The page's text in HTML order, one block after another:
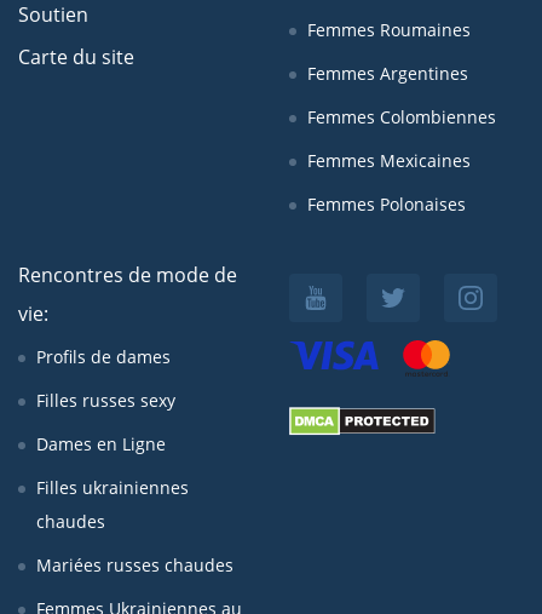
Soutien
Carte du site
Femmes Roumaines
Femmes Argentines
Femmes Colombiennes
Femmes Mexicaines
Femmes Polonaises
Rencontres de mode de
vie:
Profils de dames
Filles russes sexy
Dames en Ligne
Filles ukrainiennes
chaudes
Mariées russes chaudes
Femmes Ukrainiennes au